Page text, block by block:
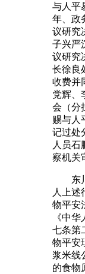
与人平
年、政
议研究
子兴严
议研究
长徐良
收费并
党辉、
会（分
赐与人
记过处
人员石
察机关
东川
人上述
物平安
《中
七条第
物平安
浆米线
的食物